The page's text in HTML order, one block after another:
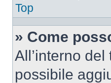
Top
» Come
All’interno
possibile